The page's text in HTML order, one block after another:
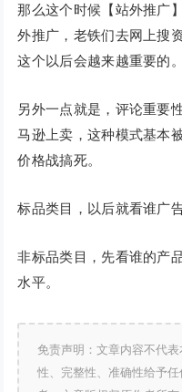
那么这个时候【站外推广
外推广，老铁们去网上搜
这个以后会越来越重要的。
另外一点就是，评论重要
马逊上卖，这种模式基本
价格战搞死。
标品类目，以后就看谁广
非标品类目，先看谁的产
水平。
免责声明：文章内容不代
性、完整性、准确性给予